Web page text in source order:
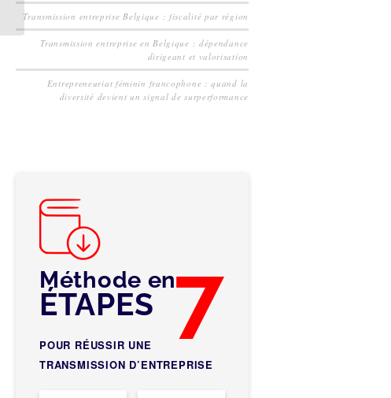
Transmission entreprise Belgique : fiscalité par région
Transmission entreprise en Belgique : dépendance
dirigeant et valorisation
Entrepreneuriat féminin francophone : quand la
diversité devient un signal de surperformance
Méthode en7
ÉTAPES
POUR RÉUSSIR UNE
TRANSMISSION D’ENTREPRISE
clé de la valeur